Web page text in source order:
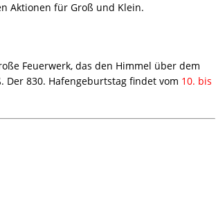
Aktionen für Groß und Klein.
Feuerwerk, das den Himmel über dem
830. Hafengeburtstag findet vom 10. bis